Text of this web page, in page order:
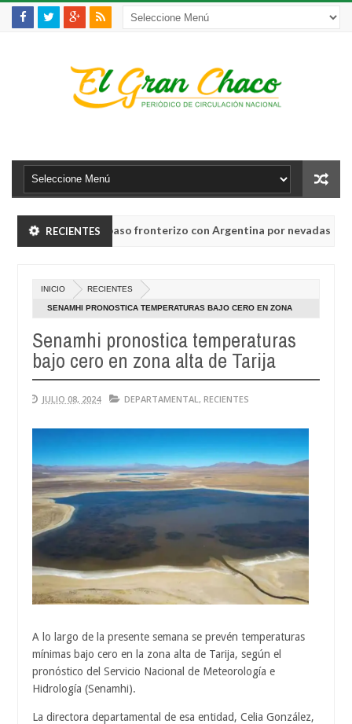
RECIENTES
de cierre del paso fronterizo con Argentina por nevadas del
de cierre del paso fronterizo con Argentina por nevadas del
INICIO RECIENTES
SENAMHI PRONOSTICA TEMPERATURAS BAJO CERO EN ZONA
Senamhi pronostica temperaturas
bajo cero en zona alta de Tarija
JULIO 08, 2024 DEPARTAMENTAL , RECIENTES
A lo largo de la presente semana se prevén temperaturas
mínimas bajo cero en la zona alta de Tarija, según el
pronóstico del Servicio Nacional de Meteorología e
Hidrología (Senamhi).
La directora departamental de esa entidad, Celia González,